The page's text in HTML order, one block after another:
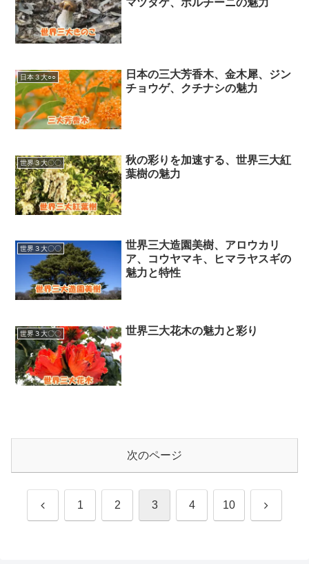
マツタケ、ポルチーニの魅力
日本３大○○
日本の三大芳香木、金木犀、ジン
チョウゲ、クチナシの魅力
世界３大〇〇
秋の彩りを加速する、世界三大紅
葉樹の魅力
世界３大〇〇
世界三大造園美樹、アロウカリ
ア、コウヤマキ、ヒマラヤスギの
魅力と特性
世界３大〇〇 世界三大花木の魅力と彩り
次のページ
前 1 2 3 4 10 次